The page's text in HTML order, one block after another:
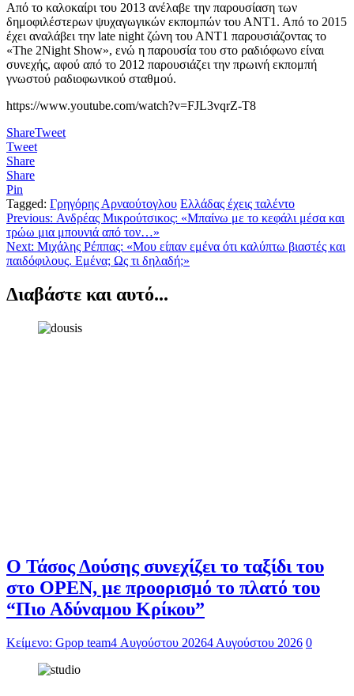
Από το καλοκαίρι του 2013 ανέλαβε την παρουσίαση των
δημοφιλέστερων ψυχαγωγικών εκπομπών του ΑΝΤ1. Από το 2015
έχει αναλάβει την late night ζώνη του ΑΝΤ1 παρουσιάζοντας το
«The 2Night Show», ενώ η παρουσία του στο ραδιόφωνο είναι
συνεχής, αφού από το 2012 παρουσιάζει την πρωινή εκπομπή
γνωστού ραδιοφωνικού σταθμού.
https://www.youtube.com/watch?v=FJL3vqrZ-T8
ShareTweet
Tweet
Share
Share
Pin
Tagged: Γρηγόρης Αρναούτογλου Ελλάδας έχεις ταλέντο
Πλοήγηση
άρθρων
Previous: Ανδρέας Μικρούτσικος: «Μπαίνω με το κεφάλι μέσα και
τρώω μια μπουνιά από τον…»
Next: Μιχάλης Ρέππας: «Μου είπαν εμένα ότι καλύπτω βιαστές και
παιδόφιλους. Εμένα; Ως τι δηλαδή;»
Διαβάστε και αυτό...
Ο Τάσος Δούσης συνεχίζει το ταξίδι του
στο OPEN, με προορισμό το πλατό του
“Πιο Αδύναμου Κρίκου”
Κείμενο: Gpop team4 Αυγούστου 20264 Αυγούστου 2026 0